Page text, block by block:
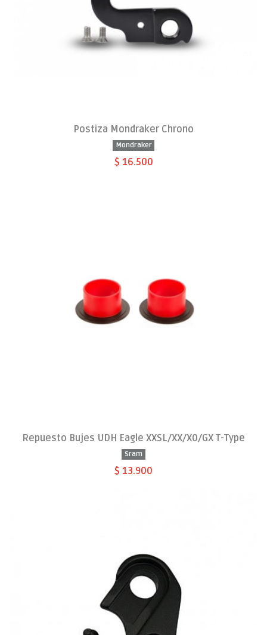
Postiza Mondraker Chrono
Mondraker
$ 16.500
Repuesto Bujes UDH Eagle XXSL/XX/X0/GX T-Type
Sram
$ 13.900